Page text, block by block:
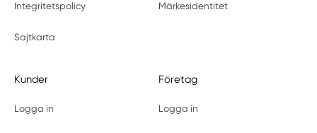
Integritetspolicy Märkesidentitet
Sajtkarta
Kunder
Logga in
Företag
Logga in